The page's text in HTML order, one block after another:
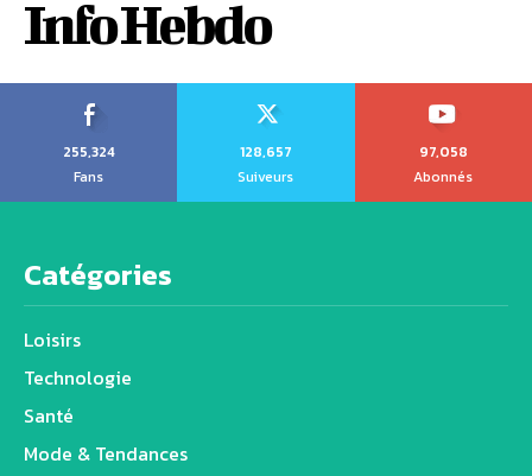
Info Hebdo
255,324
Fans
128,657
Suiveurs
97,058
Abonnés
Catégories
Loisirs
Technologie
Santé
Mode & Tendances